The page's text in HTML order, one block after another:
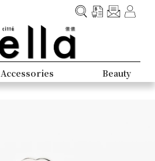
Accessories Beauty